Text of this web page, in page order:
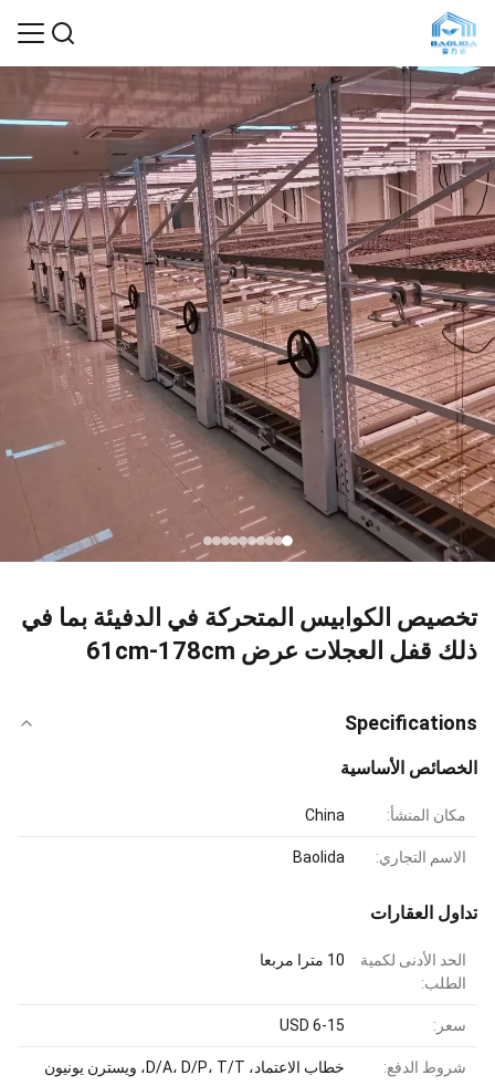
تخصيص الكوابيس المتحركة في الدفيئة بما في
ذلك قفل العجلات عرض 61cm-178cm
Specifications
الخصائص الأساسية
مكان المنشأ: China
الاسم التجاري: Baolida
تداول العقارات
الحد الأدنى لكمية
الطلب:
10 مترا مربعا
سعر: 6-15 USD
شروط الدفع: خطاب الاعتماد، D/A، D/P، T/T، ويسترن يونيون